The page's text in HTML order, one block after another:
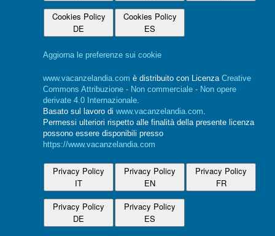
Cookies Policy
DE
Cookies Policy
ES
Aggiorna le preferenze sui cookie
www.vacanzelandia.com è distribuito con Licenza Creative
Commons Attribuzione - Non commerciale - Non opere
derivate 4.0 Internazionale.
Basato sul lavoro di www.vacanzelandia.com.
Permessi ulteriori rispetto alle finalità della presente licenza
possono essere disponibili presso
https://www.vacanzelandia.com
Privacy Policy
IT
Privacy Policy
EN
Privacy Policy
FR
Privacy Policy
DE
Privacy Policy
ES